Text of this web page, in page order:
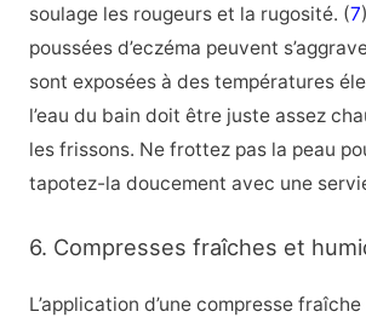
soulage les rougeurs et la rugosité. (7
poussées d’eczéma peuvent
sont exposées à des températures
l’eau du bain doit être juste assez
les frissons. Ne frottez pas la peau
tapotez-la doucement avec une
6. Compresses fraîches et
L’application d’une compresse